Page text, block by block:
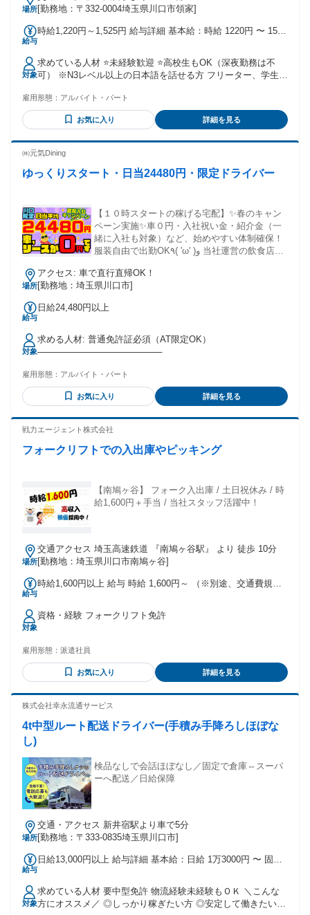
場所[勤務地：〒332-0004埼玉県川口市領家]
給与
時給1,220円～1,525円 給与詳細 基本給：時給 1220円 〜 1525
対象
求めている人材 ⭐未経験歓迎 ⭐高校生もOK（深夜勤務は不
可） ※N3レベル以上の日本語を話せる方 フリーター、学生、
￣￣￣￣￣￣￣￣￣￣￣￣ 「1日に長時間働いてたくさん稼ぎ
たい」 …という方から、 「プライベートと両立させて少しだ
け」 …という方まで。 生活スタイルに合わせて シフトを組
層の方が 協力し合いながら働いています♪
雇用形態： アルバイト・パート
お気に入り 詳細を見る
㈱元気Dining
ゆっくりスタート・日当24480円・限定ドライバー
【１０時スタートの稼げる宅配】✨春のキャン
ペーン実施✨車０円・入社祝い金・紹介金（一
緒に入社も対象）など、始めやすい体制確保！
服装自由で出勤OK٩( 'ω' )و 当社運営の飲食店で
OK⭕）
場所
アクセス: 車で直行直帰OK！
[勤務地：埼玉県川口市]
給与
日給24,480円以上
対象
求める人材: 普通免許証必須（AT限定OK）
────────────────────
雇用形態： アルバイト・パート
お気に入り 詳細を見る
戦力エージェント株式会社
フォークリフトでの入出庫やピッキング
【南鳩ヶ谷】 フォーク入出庫 / 土日祝休み / 時
給1,600円＋手当 / 当社スタッフ活躍中！
場所
交通アクセス 埼玉高速鉄道 『南鳩ヶ谷駅』 より 徒歩 10分
[勤務地：埼玉県川口市南鳩ヶ谷]
給与
時給1,600円以上 給与 時給 1,600円～ （※別途、交通費規定
対象
資格・経験 フォークリフト免許
雇用形態： 派遣社員
お気に入り 詳細を見る
株式会社幸永流通サービス
4t中型ルート配送ドライバー(手積み手降ろしほぼな
し)
検品なしで会話ほぼなし／固定で倉庫⇔スーパ
ーへ配送／日給保障
場所
交通・アクセス 新井宿駅より車で5分
[勤務地：〒333-0835埼玉県川口市]
給与
日給13,000円以上 給与詳細 基本給：日給 1万3000円 〜 固定
勤・家族手当金額：なし 全員に一律で支払われるその他手当
金額：なし ※早く終わった日も日給保障！ ※残業代は別途支
給します。
対象
求めている人材 要中型免許 物流経験未経験もＯＫ ＼こんな
方にオススメ／ ◎しっかり稼ぎたい方 ◎安定して働きたい方